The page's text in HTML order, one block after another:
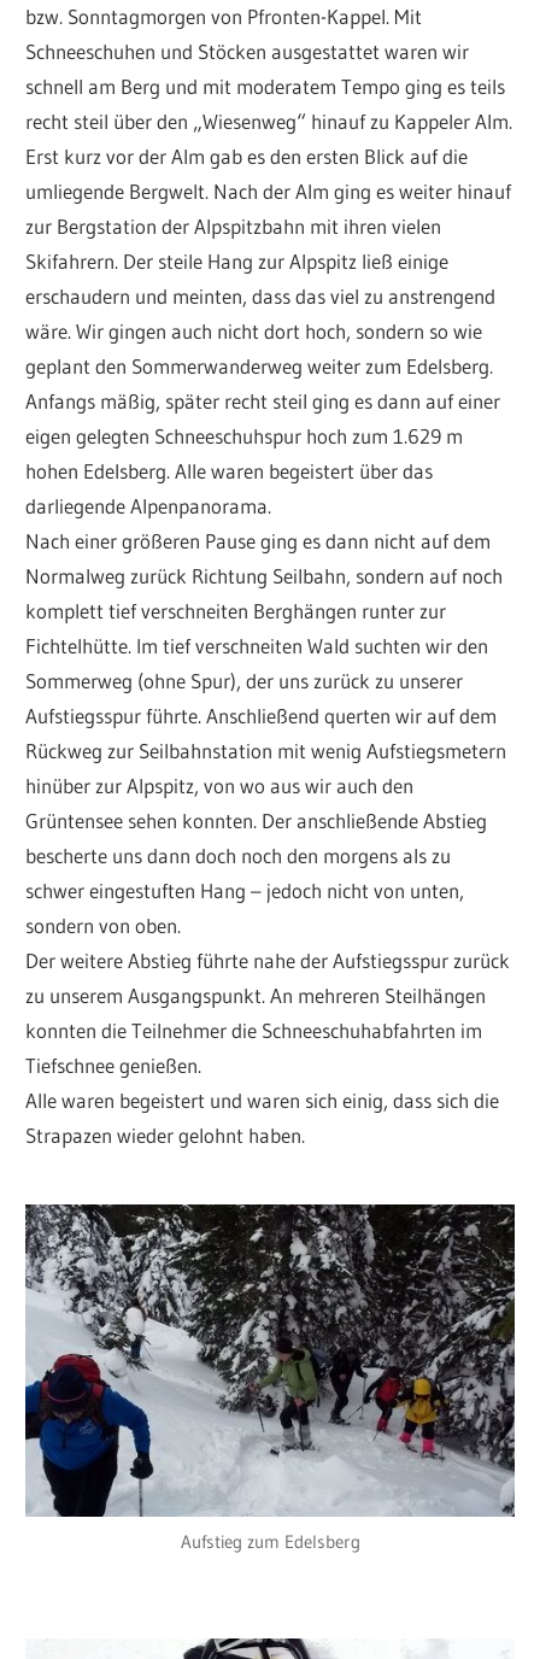
bzw. Sonntagmorgen von Pfronten-Kappel. Mit
Schneeschuhen und Stöcken ausgestattet waren wir
schnell am Berg und mit moderatem Tempo ging es teils
recht steil über den „Wiesenweg“ hinauf zu Kappeler Alm.
Erst kurz vor der Alm gab es den ersten Blick auf die
umliegende Bergwelt. Nach der Alm ging es weiter hinauf
zur Bergstation der Alpspitzbahn mit ihren vielen
Skifahrern. Der steile Hang zur Alpspitz ließ einige
erschaudern und meinten, dass das viel zu anstrengend
wäre. Wir gingen auch nicht dort hoch, sondern so wie
geplant den Sommerwanderweg weiter zum Edelsberg.
Anfangs mäßig, später recht steil ging es dann auf einer
eigen gelegten Schneeschuhspur hoch zum 1.629 m
hohen Edelsberg. Alle waren begeistert über das
darliegende Alpenpanorama.
Nach einer größeren Pause ging es dann nicht auf dem
Normalweg zurück Richtung Seilbahn, sondern auf noch
komplett tief verschneiten Berghängen runter zur
Fichtelhütte. Im tief verschneiten Wald suchten wir den
Sommerweg (ohne Spur), der uns zurück zu unserer
Aufstiegsspur führte. Anschließend querten wir auf dem
Rückweg zur Seilbahnstation mit wenig Aufstiegsmetern
hinüber zur Alpspitz, von wo aus wir auch den
Grüntensee sehen konnten. Der anschließende Abstieg
bescherte uns dann doch noch den morgens als zu
schwer eingestuften Hang – jedoch nicht von unten,
sondern von oben.
Der weitere Abstieg führte nahe der Aufstiegsspur zurück
zu unserem Ausgangspunkt. An mehreren Steilhängen
konnten die Teilnehmer die Schneeschuhabfahrten im
Tiefschnee genießen.
Alle waren begeistert und waren sich einig, dass sich die
Strapazen wieder gelohnt haben.
Aufstieg zum Edelsberg